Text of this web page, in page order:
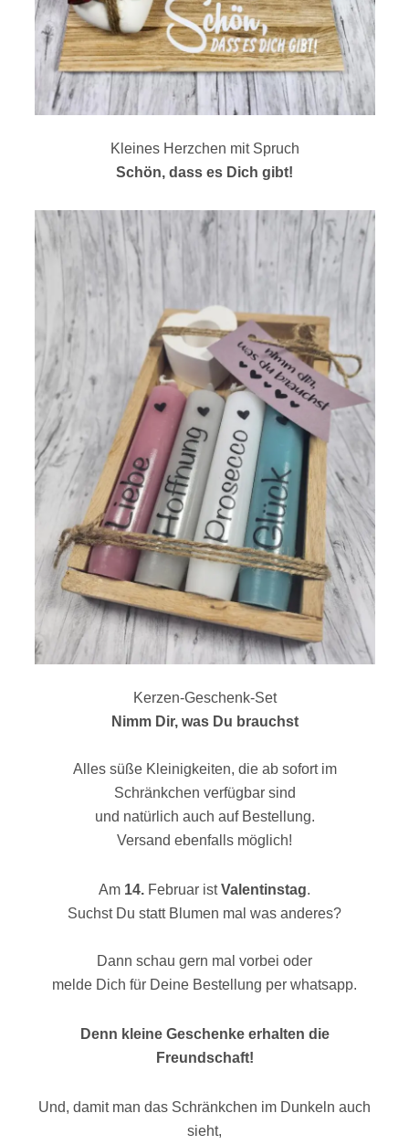
Kleines Herzchen mit Spruch
Schön, dass es Dich gibt!
Kerzen-Geschenk-Set
Nimm Dir, was Du brauchst
Alles süße Kleinigkeiten, die ab sofort im
Schränkchen verfügbar sind
und natürlich auch auf Bestellung.
Versand ebenfalls möglich!
Am 14. Februar istValentinstag.
Suchst Du statt Blumen mal was anderes?
Dann schau gern mal vorbei oder
melde Dich für Deine Bestellung per whatsapp.
Denn kleine Geschenke erhalten die
Freundschaft!
Und, damit man das Schränkchen im Dunkeln auch
sieht,